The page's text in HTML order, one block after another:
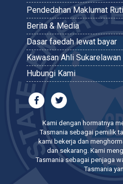
Pendedahan Maklumat
Berita & Media
Dasar faedah lewat bayar
Kawasan Ahli Sukarelawan
Hubungi Kami
Kami dengan hormatnya
Tasmania sebagai pemilik
kami bekerja dan
dan sekarang. Kami
Tasmania sebagai penjaga
Tasmania